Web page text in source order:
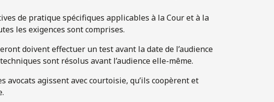
de pratique spécifiques applicables à la Cour et à la
les exigences sont comprises.
doivent effectuer un test avant la date de l’audience
sont résolus avant l’audience elle-même.
avocats agissent avec courtoisie, qu’ils coopèrent et